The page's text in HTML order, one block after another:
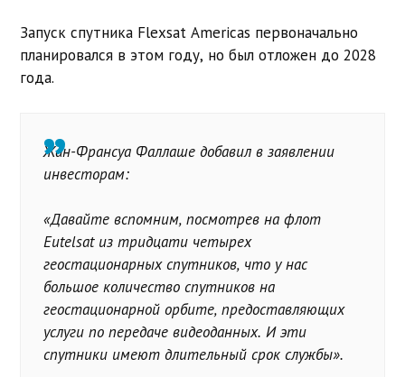
Запуск спутника Flexsat Americas первоначально
планировался в этом году, но был отложен до 2028
года.
Жан-Франсуа Фаллаше добавил в заявлении
инвесторам:
«Давайте вспомним, посмотрев на флот
Eutelsat из тридцати четырех
геостационарных спутников, что у нас
большое количество спутников на
геостационарной орбите, предоставляющих
услуги по передаче видеоданных. И эти
спутники имеют длительный срок службы».